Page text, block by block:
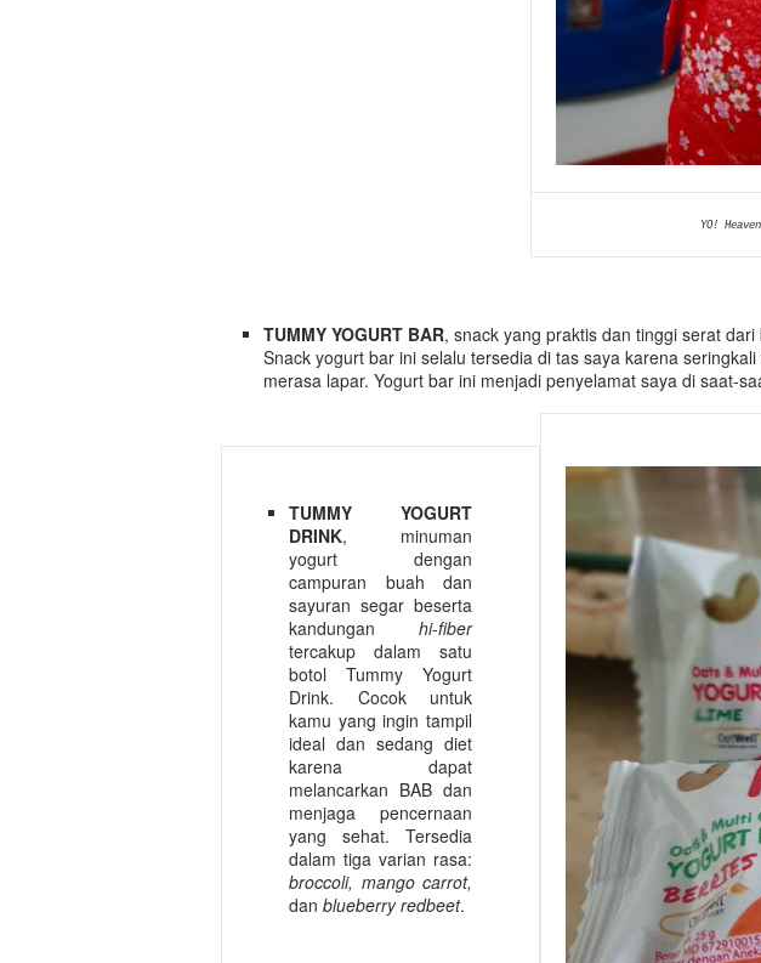
YO!
TUMMY YOGURT BAR, snack yang praktis dan tinggi serat
Snack yogurt bar ini selalu tersedia di tas saya karena
merasa lapar. Yogurt bar ini menjadi penyelamat saya di saat-
TUMMY YOGURT
DRINK, minuman
yogurt dengan
campuran buah dan
sayuran segar beserta
kandungan hi-fiber
tercakup dalam satu
botol Tummy Yogurt
Drink. Cocok untuk
kamu yang ingin tampil
ideal dan sedang diet
karena dapat
melancarkan BAB dan
menjaga pencernaan
yang sehat. Tersedia
dalam tiga varian rasa:
broccoli, mango carrot,
dan blueberry redbeet.